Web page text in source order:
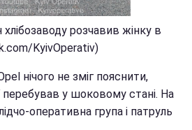
розчавив жінку в
KyivOperativ)
нічого не зміг пояснити,
перебував у шоковому стані. На
оперативна група і патруль